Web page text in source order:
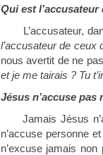
Qui est
L’accusateur,
l’accusateur de ceux
nous avertit de ne
et je me tairais ? Tu
Jésus n’accuse pas
Jamais Jésus
n’accuse personne
n’excuse jamais